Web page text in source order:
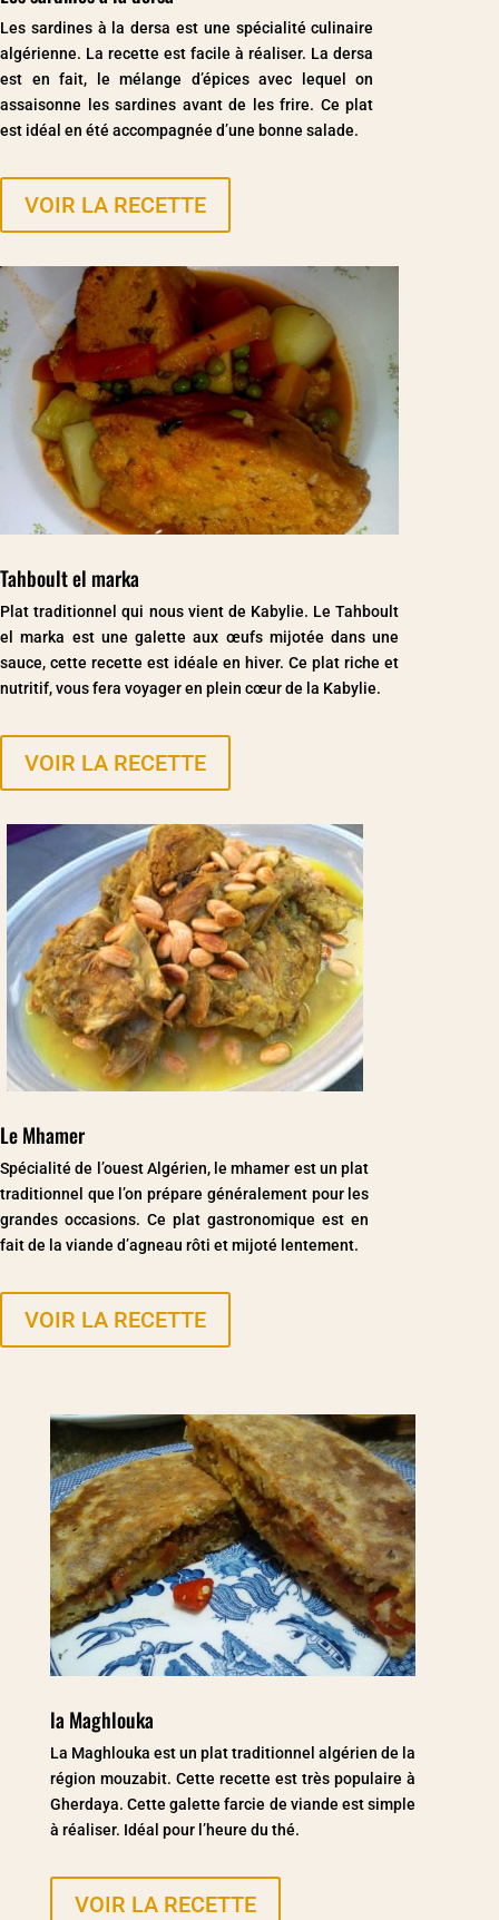
Les sardines à la dersa est une spécialité culinaire
algérienne. La recette est facile à réaliser. La dersa
est en fait, le mélange d’épices avec lequel on
assaisonne les sardines avant de les frire. Ce plat
est idéal en été accompagnée d’une bonne salade.
VOIR LA RECETTE
Tahboult el marka
Plat traditionnel qui nous vient de Kabylie. Le Tahboult
el marka est une galette aux œufs mijotée dans une
sauce, cette recette est idéale en hiver. Ce plat riche et
nutritif, vous fera voyager en plein cœur de la Kabylie.
VOIR LA RECETTE
Le Mhamer
Spécialité de l’ouest Algérien, le mhamer est un plat
traditionnel que l’on prépare généralement pour les
grandes occasions. Ce plat gastronomique est en
fait de la viande d’agneau rôti et mijoté lentement.
VOIR LA RECETTE
la Maghlouka
La Maghlouka est un plat traditionnel algérien de la
région mouzabit. Cette recette est très populaire à
Gherdaya. Cette galette farcie de viande est simple
à réaliser. Idéal pour l’heure du thé.
VOIR LA RECETTE